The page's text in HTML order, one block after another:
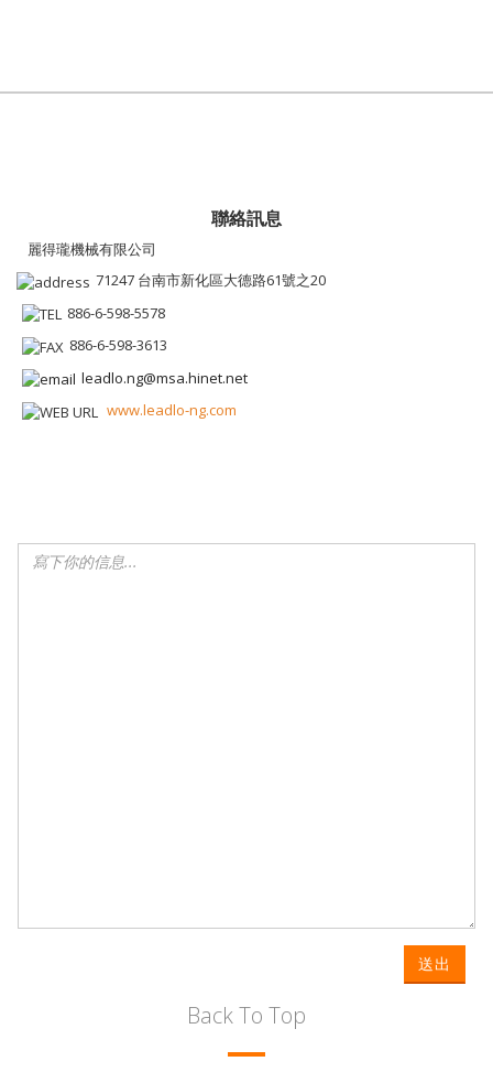
聯絡訊息
麗得瓏機械有限公司
71247 台南市新化區大德路61號之20
886-6-598-5578
886-6-598-3613
leadlo.ng@msa.hinet.net
www.leadlo-ng.com
送出
Back To Top